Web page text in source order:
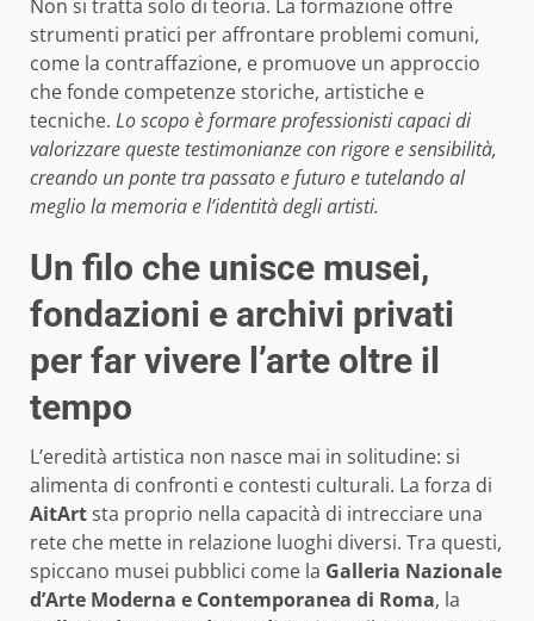
Non si tratta solo di teoria. La formazione offre
strumenti pratici per affrontare problemi comuni,
come la contraffazione, e promuove un approccio
che fonde competenze storiche, artistiche e
tecniche. Lo scopo è formare professionisti capaci di
valorizzare queste testimonianze con rigore e sensibilità,
creando un ponte tra passato e futuro e tutelando al
meglio la memoria e l’identità degli artisti.
Un filo che unisce musei,
fondazioni e archivi privati
per far vivere l’arte oltre il
tempo
L’eredità artistica non nasce mai in solitudine: si
alimenta di confronti e contesti culturali. La forza di
AitArtsta proprio nella capacità di intrecciare una
rete che mette in relazione luoghi diversi. Tra questi,
spiccano musei pubblici come la Galleria Nazionale
d’Arte Moderna e Contemporanea di Roma, la